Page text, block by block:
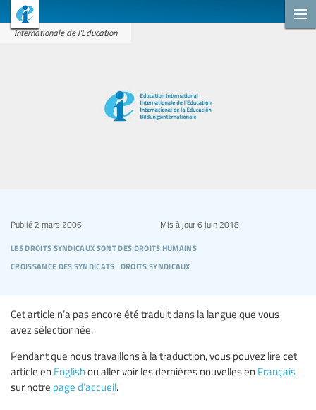
Internationale de l'Education
les droits syndicaux sont des droits humains
croissance des syndicats droits syndicaux
Publié 2 mars 2006 Mis à jour6 juin 2018
Cet article n’a pas encore été traduit dans la langue que vous
avez sélectionnée.
Pendant que nous travaillons à la traduction, vous pouvez lire cet
article en English ou aller voir les dernières nouvelles en Français
sur notre page d’accueil.